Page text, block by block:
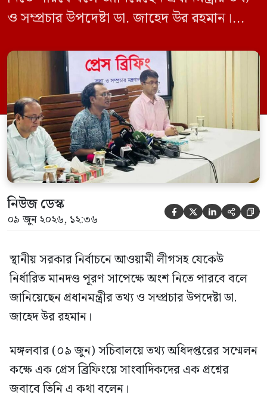
ও সম্প্রচার উপদেষ্টা ডা. জাহেদ উর রহমান।
সম্মেলন কক্ষে এক প্রেস ব্রিফিংয়ে সাংবাদিকদের
এক প্রশ্নের জবাবে তিনি এ কথা বলেন।
নিউজ ডেস্ক
০৯ জুন ২০২৬, ১২:৩৬     
স্থানীয় সরকার নির্বাচনে আওয়ামী লীগসহ যেকেউ
নির্ধারিত মানদণ্ড পূরণ সাপেক্ষে অংশ নিতে পারবে বলে
জানিয়েছেন প্রধানমন্ত্রীর তথ্য ও সম্প্রচার উপদেষ্টা ডা.
জাহেদ উর রহমান।
মঙ্গলবার (০৯ জুন) সচিবালয়ে তথ্য অধিদপ্তরের সম্মেলন
কক্ষে এক প্রেস ব্রিফিংয়ে সাংবাদিকদের এক প্রশ্নের
জবাবে তিনি এ কথা বলেন।